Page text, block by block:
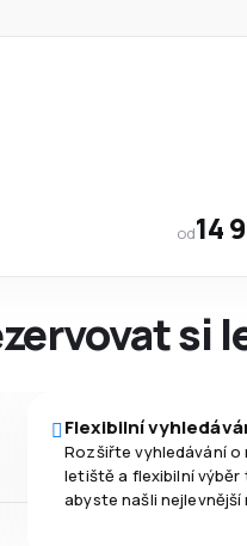
od14
si
Flexibilní
Rozšiřte vyhledávání o
letiště a flexibilní výběr
abyste našli nejlevnější